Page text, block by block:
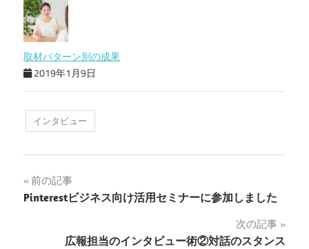
取材パターン別の成果
2019年1月9日
インタビュー
投
稿
前の記事
Pinterestビジネス向け活用セミナーに参加しました
次の記事
広報担当のインタビュー術②対話のスタンス